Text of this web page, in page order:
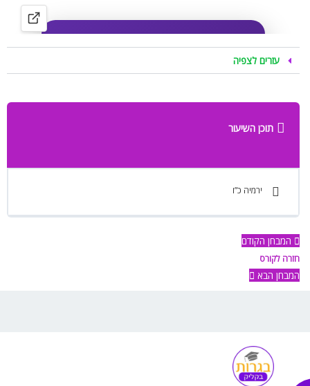
עזרים לצפיה
תוכן השיעור
ירמיה כ”ו
המבחן הקודם
חזרה לקורס
המבחן הבא